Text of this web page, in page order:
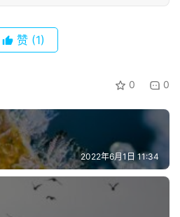
赞 (1)
0 0
2022年6月1日 11:34